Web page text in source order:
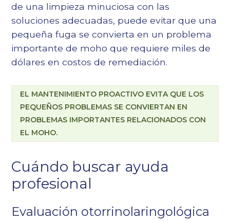
de una limpieza minuciosa con las
soluciones adecuadas, puede evitar que una
pequeña fuga se convierta en un problema
importante de moho que requiere miles de
dólares en costos de remediación.
EL MANTENIMIENTO PROACTIVO EVITA QUE LOS
PEQUEÑOS PROBLEMAS SE CONVIERTAN EN
PROBLEMAS IMPORTANTES RELACIONADOS CON
EL MOHO.
Cuándo buscar ayuda
profesional
Evaluación otorrinolaringológica